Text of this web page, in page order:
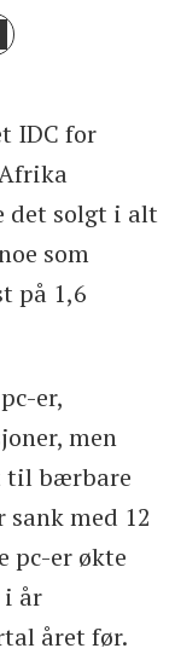
IDC for
det solgt i alt
som
på 1,6
er,
men
til bærbare
sank med 12
pc-er økte
i år
året før.